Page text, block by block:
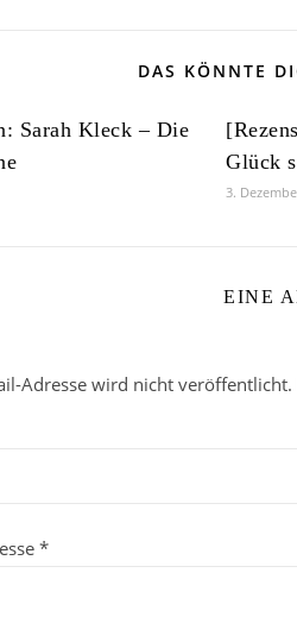
DAS KÖNNTE
Sarah Kleck – Die
Glück
3.
EINE
Adresse wird nicht veröffentlicht.
*